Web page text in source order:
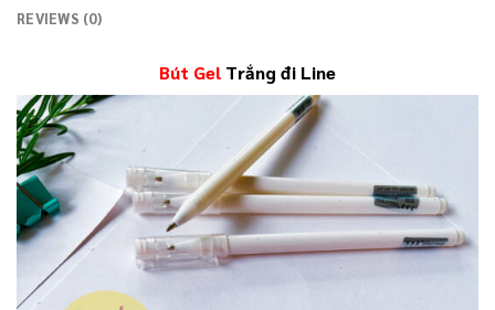
REVIEWS (0)
Bút Gel Trắng đi Line